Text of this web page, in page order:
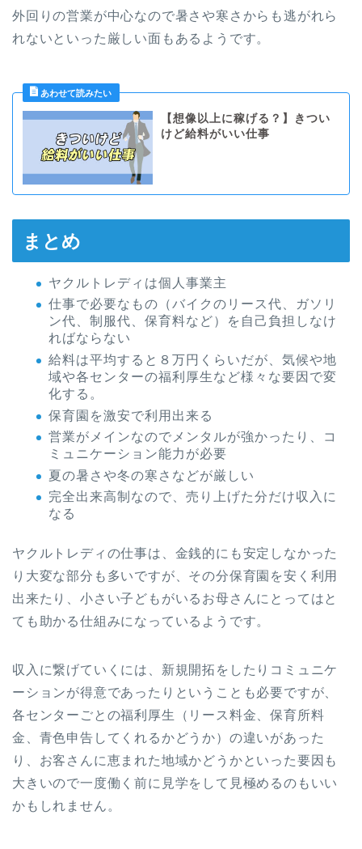
外回りの営業が中心なので暑さや寒さからも逃がれら
れないといった厳しい面もあるようです。
【想像以上に稼げる？】きつい
けど給料がいい仕事
まとめ
ヤクルトレディは個人事業主
仕事で必要なもの（バイクのリース代、ガソリ
ン代、制服代、保育料など）を自己負担しなけ
ればならない
給料は平均すると８万円くらいだが、気候や地
域や各センターの福利厚生など様々な要因で変
化する。
保育園を激安で利用出来る
営業がメインなのでメンタルが強かったり、コ
ミュニケーション能力が必要
夏の暑さや冬の寒さなどが厳しい
完全出来高制なので、売り上げた分だけ収入に
なる
ヤクルトレディの仕事は、金銭的にも安定しなかった
り大変な部分も多いですが、その分保育園を安く利用
出来たり、小さい子どもがいるお母さんにとってはと
ても助かる仕組みになっているようです。
収入に繋げていくには、新規開拓をしたりコミュニケ
ーションが得意であったりということも必要ですが、
各センターごとの福利厚生（リース料金、保育所料
金、青色申告してくれるかどうか）の違いがあった
り、お客さんに恵まれた地域かどうかといった要因も
大きいので一度働く前に見学をして見極めるのもいい
かもしれません。